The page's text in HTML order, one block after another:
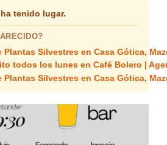
tenido lugar.
Plantas Silvestres en Casa Gótica,
todos los lunes en Café Bolero |
Plantas Silvestres en Casa Gótica,